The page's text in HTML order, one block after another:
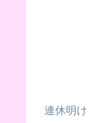
連休明